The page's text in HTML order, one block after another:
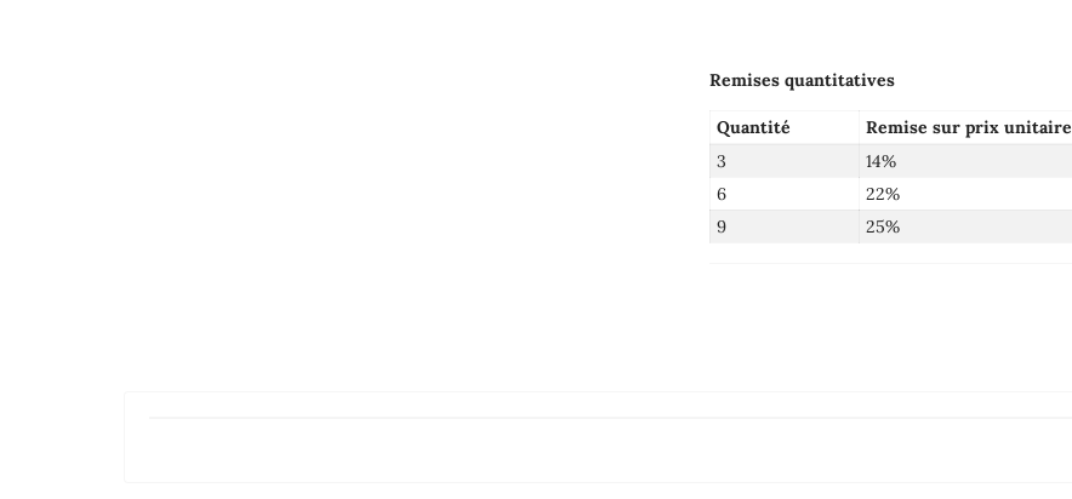
Remises quantitatives
Quantité Remise sur prix unitaire
3
14%
6
22%
9
25%